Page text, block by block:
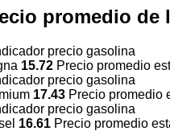
promedio de
15.72 Precio promedio
17.43 Precio promedio
16.61 Precio promedio